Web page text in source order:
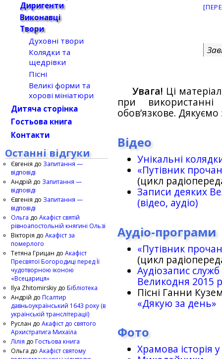
Увага! Ці
при
обов’язкове.
Відео
Унікальні
«Путівник
(цикл
Записи деяких
(відео, аудіо)
Аудіо-програми
«Путівник
(цикл
Аудіозапис
Великодня 2015
Пісні Ганни
«Дякую за день»
Фото
Храмова історія
Диригенти
Виконавці
Твори
Духовні твори
Колядки та
щедрівки
Пісні
Великі форми та
хорові мініатюри
Дитяча сторінка
Гостьова книга
Контакти
Останні відгуки
Євгенія до Запитання —
відповіді
Андрій до Запитання —
відповіді
Євгенія до Запитання —
відповіді
Ольга до Акафіст святій
рівноапостольній княгині Ользі
Вікторія до Акафіст за
померлого
Тетяна Грицан до Акафіст
Пресвятої Богородиці перед Її
чудотворною іконою
«Всецариця»
Ilya Zhitomirskiy до Бібліотека
Андрій до Псалтир
давньоукраїнський 1643 року (в
українській транслітерації)
Руслан до Акафіст до святого
Архистратига Михаїла
Лілія до Гостьова книга
Ольга до Акафіст святому